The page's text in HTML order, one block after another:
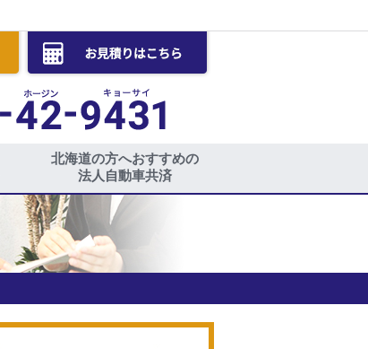
北海道の方へおすすめの
法人自動車共済